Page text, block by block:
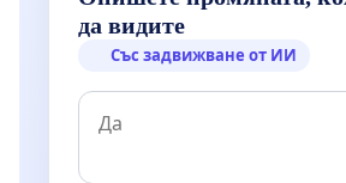
да видите
Със задвижване от ИИ